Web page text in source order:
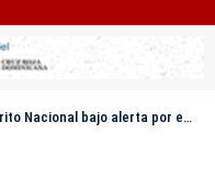
bajo alerta por efectos de vaguada